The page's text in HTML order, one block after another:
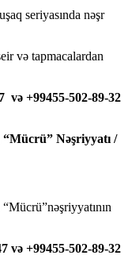
uşaq seriyasında nəşr
və tapmacalardan
və +99455-502-89-32
Nəşriyyatı /
və +99455-502-89-32